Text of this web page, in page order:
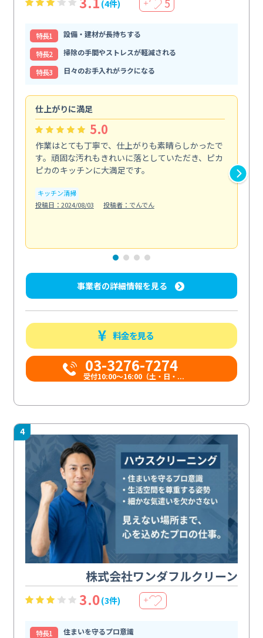
(4件) ＋ 5
特⻑1
設備・建材が長持ちする
特⻑2
掃除の手間やストレスが軽減される
特⻑3
日々のお手入れがラクになる
仕上がりに満足
5.0
作業はとても丁寧で、仕上がりも素晴らしかったで
す。頑固な汚れもきれいに落としていただき、ピカ
ピカのキッチンに大満足です。
キッチン清掃
投稿日：2024/08/03
投稿者：でんでん
事業者の詳細情報を見る
料金を見る
03-3276-7274
受付10:00〜16:00（土・日・...
4
株式会社ワンダフルクリーン
3.0(3件) ＋
特⻑1
住まいを守るプロ意識